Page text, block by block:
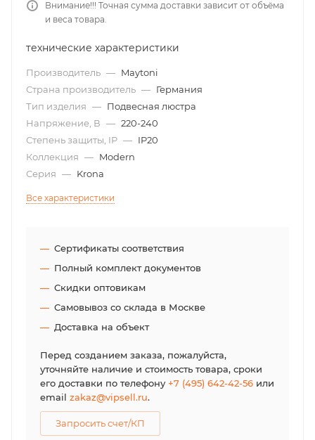
Внимание!!! Точная сумма доставки зависит от объёма
и веса товара.
технические характеристики
Производитель — Maytoni
Страна производитель — Германия
Тип изделия — Подвесная люстра
Напряжение, В — 220-240
Степень защиты, IP — IP20
Коллекция — Modern
Серия — Krona
Все характеристики
Сертификаты соответствия
Полный комплект документов
Скидки оптовикам
Самовывоз со склада в Москве
Доставка на объект
Перед созданием заказа, пожалуйста,
уточняйте наличие и стоимость товара, сроки
его доставки по телефону+7 (495) 642-42-56 или
email zakaz@vipsell.ru.
Запросить счет/КП